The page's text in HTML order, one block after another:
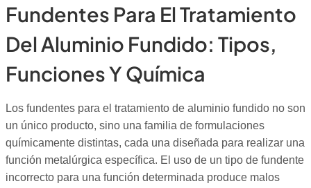
Fundentes Para El Tratamiento
Del Aluminio Fundido: Tipos,
Funciones Y Química
Los fundentes para el tratamiento de aluminio fundido no son
un único producto, sino una familia de formulaciones
químicamente distintas, cada una diseñada para realizar una
función metalúrgica específica. El uso de un tipo de fundente
incorrecto para una función determinada produce malos